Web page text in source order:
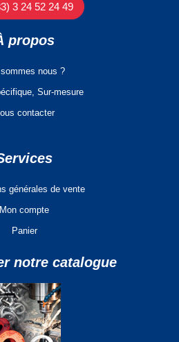
3 24 52 24 49
propos
nous ?
Sur-mesure
contacter
générales de vente
Mon compte
Panier
notre catalogue